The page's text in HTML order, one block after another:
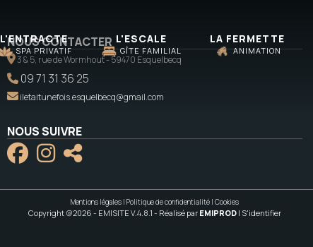
L'ENTRACTE
SPA PRIVATIF
L'ESCALE
GÎTE FAMILIAL
LA FERMETTE
ANIMATION
NOUS CONTACTER
3 & 5, rue de Wormhout - 59470 Esquelbecq
09 71 31 36 25
iletaitunefois.esquelbecq@gmail.com
NOUS SUIVRE
Mentions légales | Politique de confidentialité | Cookies
Copyright @2026 - EMISITE V.4.8.1 - Réalisé par EMIPROD | S'identifier